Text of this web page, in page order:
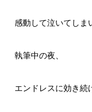
感動して泣いてしま
執筆中の夜、
エンドレスに効き続